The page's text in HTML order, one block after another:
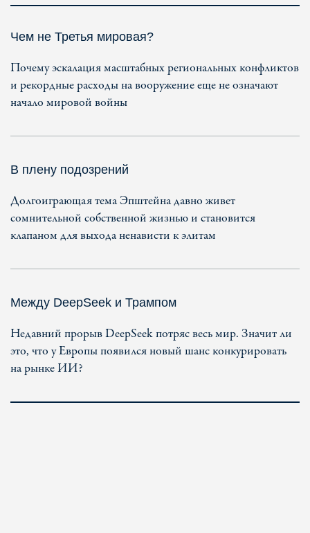
Чем не Третья мировая?
Почему эскалация масштабных региональных конфликтов
и рекордные расходы на вооружение еще не означают
начало мировой войны
В плену подозрений
Долгоиграющая тема Эпштейна давно живет
сомнительной собственной жизнью и становится
клапаном для выхода ненависти к элитам
Между DeepSeek и Трампом
Недавний прорыв DeepSeek потряс весь мир. Значит ли
это, что у Европы появился новый шанс конкурировать
на рынке ИИ?